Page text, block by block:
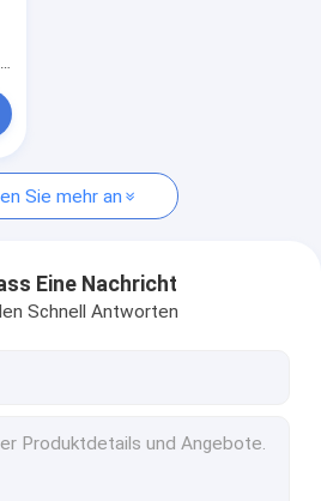
Holen Sie sich aktuelle Preis
Sie mehr an
Eine Nachricht
Schnell Antworten